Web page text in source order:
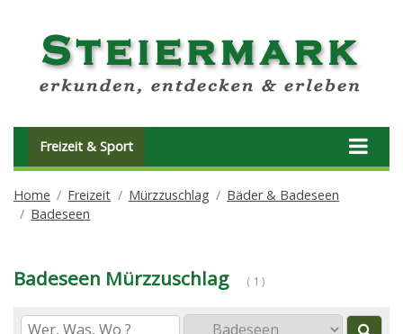
Freizeit & Sport
Home Freizeit Mürzzuschlag
Bäder & Badeseen
Badeseen
Badeseen Mürzzuschlag ( 1 )